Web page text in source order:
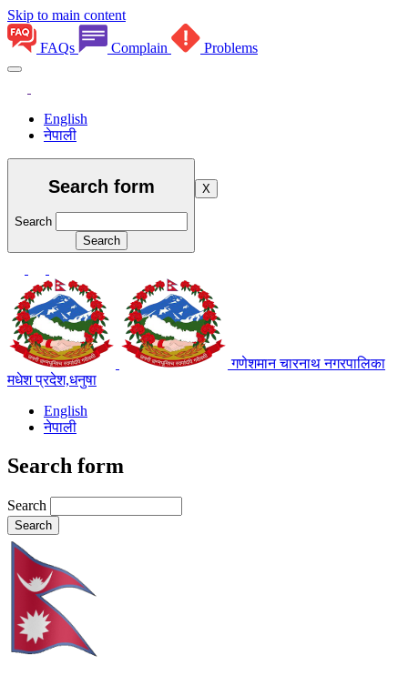
Skip to main content
FAQs Complain Problems
English
नेपाली
Search form
Search
X
गणेशमान चारनाथ नगरपालिका
मधेश प्रदेश,धनुषा
English
नेपाली
Search form
Search